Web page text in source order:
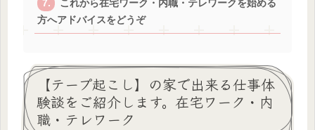
これから在宅ワーク・内職・テレワークを始める
方へアドバイスをどうぞ
【テープ起こし】の家で出来る仕事体
験談をご紹介します。在宅ワーク・内
職・テレワーク